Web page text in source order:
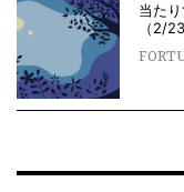
当た
（2/